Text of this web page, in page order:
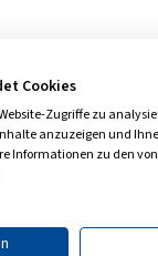
Cookies
Zugriffe zu
anzuzeigen und
Informationen zu den